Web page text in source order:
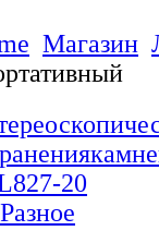
Магазин
20